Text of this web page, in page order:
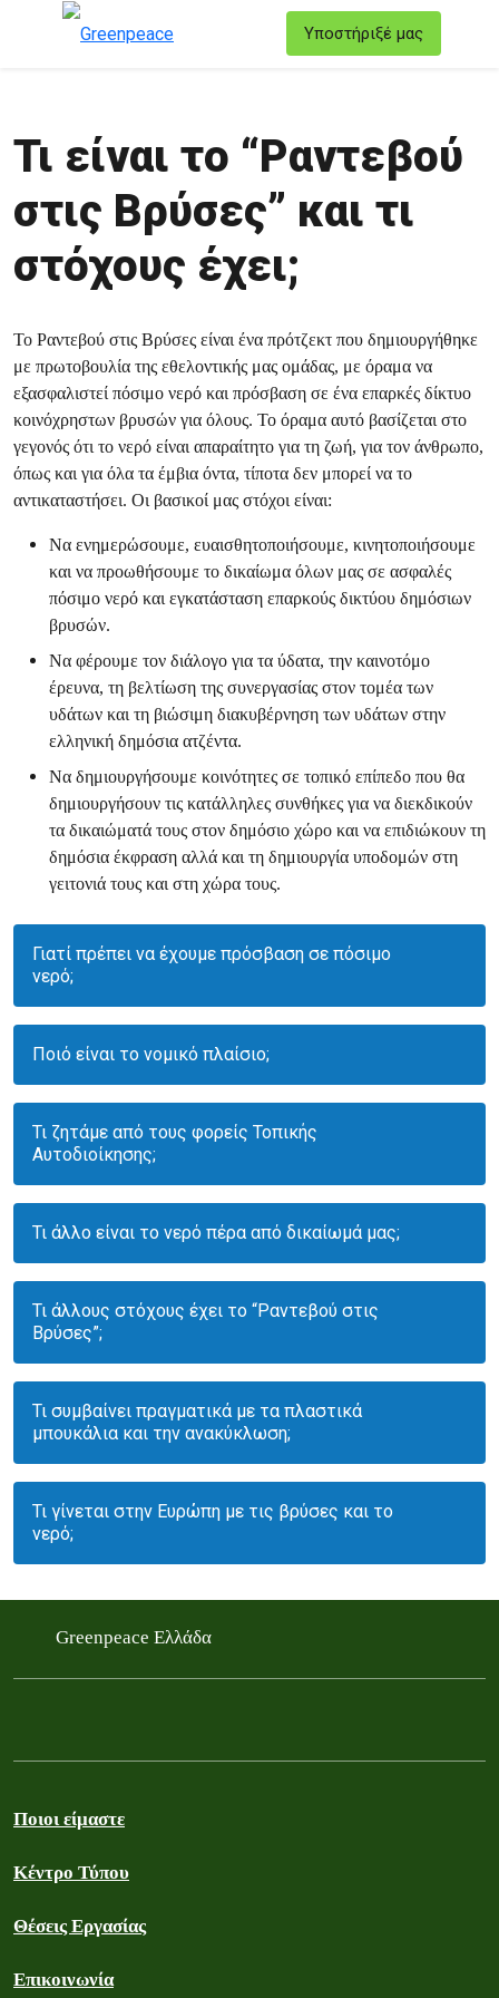
Υποστήριξέ μας
Τι είναι το “Ραντεβού
στις Βρύσες” και τι
στόχους έχει;
Το Ραντεβού στις Βρύσες είναι ένα πρότζεκτ που δημιουργήθηκε
με πρωτοβουλία της εθελοντικής μας ομάδας, με όραμα να
εξασφαλιστεί πόσιμο νερό και πρόσβαση σε ένα επαρκές δίκτυο
κοινόχρηστων βρυσών για όλους. Το όραμα αυτό βασίζεται στο
γεγονός ότι το νερό είναι απαραίτητο για τη ζωή, για τον άνθρωπο,
όπως και για όλα τα έμβια όντα, τίποτα δεν μπορεί να το
αντικαταστήσει. Οι βασικοί μας στόχοι είναι:
Να ενημερώσουμε, ευαισθητοποιήσουμε, κινητοποιήσουμε
και να προωθήσουμε το δικαίωμα όλων μας σε ασφαλές
πόσιμο νερό και εγκατάσταση επαρκούς δικτύου δημόσιων
βρυσών.
Να φέρουμε τον διάλογο για τα ύδατα, την καινοτόμο
έρευνα, τη βελτίωση της συνεργασίας στον τομέα των
υδάτων και τη βιώσιμη διακυβέρνηση των υδάτων στην
ελληνική δημόσια ατζέντα.
Να δημιουργήσουμε κοινότητες σε τοπικό επίπεδο που θα
δημιουργήσουν τις κατάλληλες συνθήκες για να διεκδικούν
τα δικαιώματά τους στον δημόσιο χώρο και να επιδιώκουν τη
δημόσια έκφραση αλλά και τη δημιουργία υποδομών στη
γειτονιά τους και στη χώρα τους.
Γιατί πρέπει να έχουμε πρόσβαση σε πόσιμο
νερό;
Ποιό είναι το νομικό πλαίσιο;
Τι ζητάμε από τους φορείς Τοπικής
Αυτοδιοίκησης;
Τι άλλο είναι το νερό πέρα από δικαίωμά μας;
Τι άλλους στόχους έχει το “Ραντεβού στις
Βρύσες”;
Τι συμβαίνει πραγματικά με τα πλαστικά
μπουκάλια και την ανακύκλωση;
Τι γίνεται στην Ευρώπη με τις βρύσες και το
νερό;
Greenpeace Ελλάδα
Ποιοι είμαστε
Κέντρο Τύπου
Θέσεις Εργασίας
Επικοινωνία